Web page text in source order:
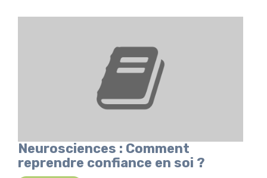
Neurosciences : Comment
reprendre confiance en soi ?